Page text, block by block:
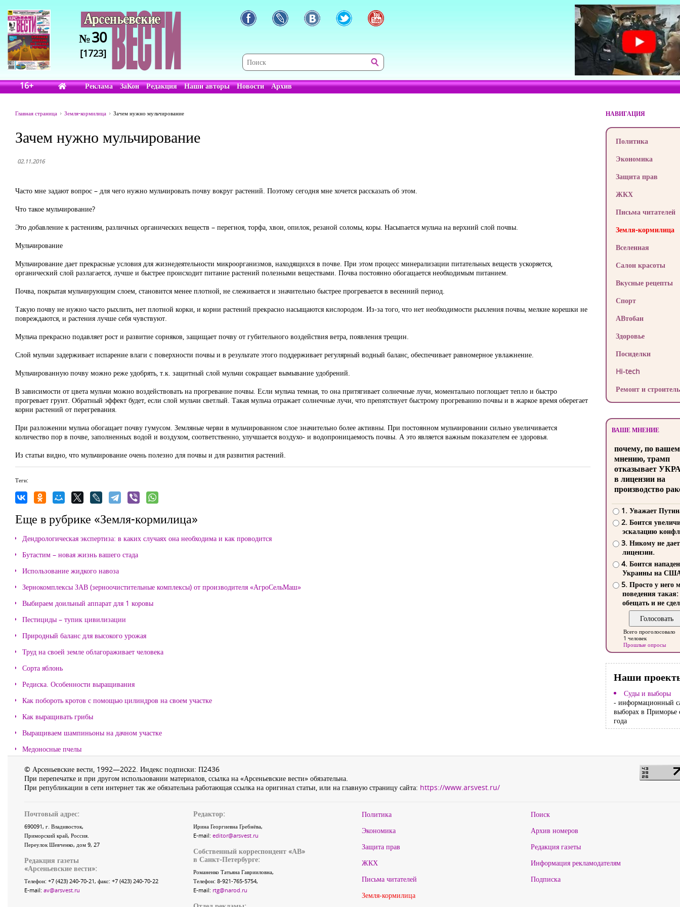
№30
[1723]
16+ Реклама ЗаКон Редакция Наши авторы Новости Архив
Главная страница Земля-кормилица Зачем нужно мульчирование
Зачем нужно мульчирование
02.11.2016
Часто мне задают вопрос – для чего нужно мульчировать почву вокруг растений. Поэтому сегодня мне хочется рассказать об этом.
Что такое мульчирование?
Это добавление к растениям, различных органических веществ – перегноя, торфа, хвои, опилок, резаной соломы, коры. Насыпается мульча на верхний слой почвы.
Мульчирование
Мульчирование дает прекрасные условия для жизнедеятельности микроорганизмов, находящихся в почве. При этом процесс минерализации питательных веществ ускоряется,
органический слой разлагается, лучше и быстрее происходит питание растений полезными веществами. Почва постоянно обогащается необходимым питанием.
Почва, покрытая мульчирующим слоем, становится менее плотной, не слеживается и значительно быстрее прогревается в весенний период.
Такую почву не нужно часто рыхлить, нет плотной корки, и корни растений прекрасно насыщаются кислородом. Из-за того, что нет необходимости рыхления почвы, мелкие корешки не
повреждаются, и растения лучше себя чувствуют.
Мульча прекрасно подавляет рост и развитие сорняков, защищает почву от губительного воздействия ветра, появления трещин.
Слой мульчи задерживает испарение влаги с поверхности почвы и в результате этого поддерживает регулярный водный баланс, обеспечивает равномерное увлажнение.
Мульчированную почву можно реже удобрять, т.к. защитный слой мульчи сокращает вымывание удобрений.
В зависимости от цвета мульчи можно воздействовать на прогревание почвы. Если мульча темная, то она притягивает солнечные лучи, моментально поглощает тепло и быстро
прогревает грунт. Обратный эффект будет, если слой мульчи светлый. Такая мульча отражает солнечные лучи, что препятствует быстрому прогреванию почвы и в жаркое время оберегает
корни растений от перегревания.
При разложении мульча обогащает почву гумусом. Земляные черви в мульчированном слое значительно более активны. При постоянном мульчировании сильно увеличивается
количество пор в почве, заполненных водой и воздухом, соответственно, улучшается воздухо- и водопроницаемость почвы. А это является важным показателем ее здоровья.
Из статьи видно, что мульчирование очень полезно для почвы и для развития растений.
Теги:
Еще в рубрике «Земля-кормилица»
Дендрологическая экспертиза: в каких случаях она необходима и как проводится
Бутастим – новая жизнь вашего стада
Использование жидкого навоза
Зернокомплексы ЗАВ (зерноочистительные комплексы) от производителя «АгроСельМаш»
Выбираем доильный аппарат для 1 коровы
Пестициды – тупик цивилизации
Природный баланс для высокого урожая
Труд на своей земле облагораживает человека
Сорта яблонь
Редиска. Особенности выращивания
Как побороть кротов с помощью цилиндров на своем участке
Как выращивать грибы
Выращиваем шампиньоны на дачном участке
Медоносные пчелы
НАВИГАЦИЯ
Политика
Экономика
Защита прав
ЖКХ
Письма читателей
Земля-кормилица
Вселенная
Салон красоты
Вкусные рецепты
Спорт
АВтобан
Здоровье
Посиделки
Hi-tech
Ремонт и
ВАШЕ МНЕНИЕ
почему, по
мнению, трамп
отказывает
в лицензии на
производство
1. Уважает
2. Боится
эскалацию
3. Никому не
лицензии.
4. Боится
Украины на
5. Просто у него
поведения такая:
обещать и не
Всего проголосовало
1 человек
Прошлые опросы
Наши
Суды и выборы
- информационный
выборах в Приморье
года
© Арсеньевские вести, 1992—2022. Индекс подписки: П2436
При перепечатке и при другом использовании материалов, ссылка на «Арсеньевские вести» обязательна.
При републикации в сети интернет так же обязательна работающая ссылка на оригинал статьи, или на главную страницу сайта: https://www.arsvest.ru/
Почтовый адрес:
690091, г. Владивосток,
Приморский край, Россия.
Переулок Шевченко, дом 9, 27
Редакция газеты
«Арсеньевские вести»:
Телефон: +7 (423) 240-70-21, факс: +7 (423) 240-70-22
E-mail: av@arsvest.ru
Редактор:
Ирина Георгиевна Гребнёва,
E-mail: editor@arsvest.ru
Собственный корреспондент «АВ»
в Санкт-Петербурге:
Романенко Татьяна Гаврииловна,
Телефон: 8-921-765-5754,
E-mail: rtg@narod.ru
Политика
Экономика
Защита прав
ЖКХ
Письма читателей
Земля-кормилица
Поиск
Архив номеров
Редакция газеты
Информация рекламодателям
Подписка